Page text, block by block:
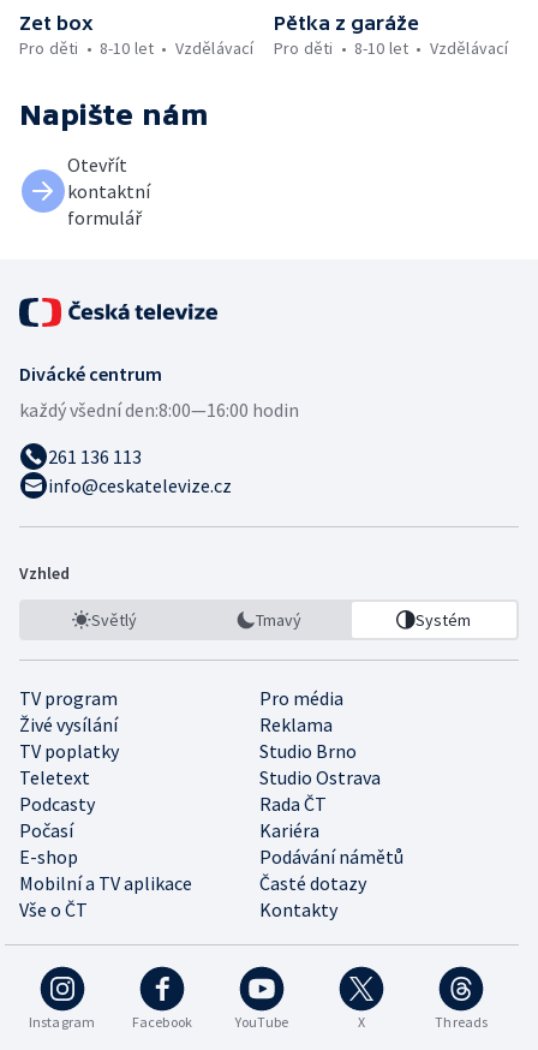
Zet box
Pro děti
8-10 let Vzdělávací
Pětka z garáže
Pro děti
8-10 let Vzdělávací
Napište nám
Otevřít
kontaktní
formulář
Divácké centrum
každý všední den:8:00—16:00 hodin
261 136 113
info@ceskatelevize.cz
Vzhled
Světlý Tmavý Systém
TV program
Pro média
Živé vysílání
Reklama
TV poplatky
Studio Brno
Teletext
Studio Ostrava
Podcasty
Rada ČT
Počasí
Kariéra
E-shop
Podávání námětů
Mobilní a TV aplikace
Časté dotazy
Vše o ČT
Kontakty
Instagram Facebook YouTube X Threads